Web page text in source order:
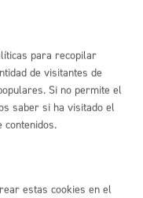
para las
en cuyo caso, sólo
para el ejercicio o la
en cuyo caso, el
salvo por motivos
defensa de posibles
o en su caso,
para recopilar
de visitantes de
Si no permite el
saber si ha visitado el
estas cookies en el